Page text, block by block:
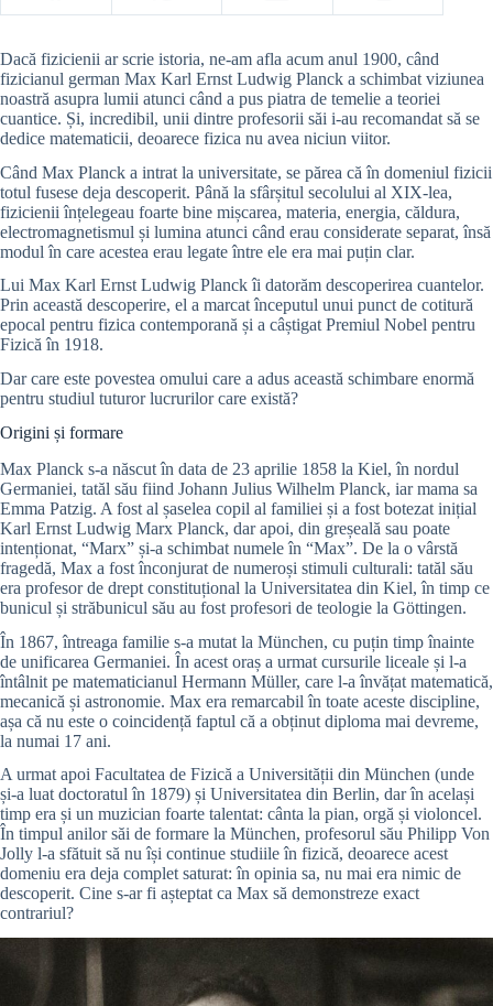
Dacă fizicienii ar scrie istoria, ne-am afla acum anul 1900, când
fizicianul german Max Karl Ernst Ludwig Planck a schimbat viziunea
noastră asupra lumii atunci când a pus piatra de temelie a teoriei
cuantice. Și, incredibil, unii dintre profesorii săi i-au recomandat să se
dedice matematicii, deoarece fizica nu avea niciun viitor.
Când Max Planck a intrat la universitate, se părea că în domeniul fizicii
totul fusese deja descoperit. Până la sfârșitul secolului al XIX-lea,
fizicienii înțelegeau foarte bine mișcarea, materia, energia, căldura,
electromagnetismul și lumina atunci când erau considerate separat, însă
modul în care acestea erau legate între ele era mai puțin clar.
Lui Max Karl Ernst Ludwig Planck îi datorăm descoperirea cuantelor.
Prin această descoperire, el a marcat începutul unui punct de cotitură
epocal pentru fizica contemporană și a câștigat Premiul Nobel pentru
Fizică în 1918.
Dar care este povestea omului care a adus această schimbare enormă
pentru studiul tuturor lucrurilor care există?
Origini și formare
Max Planck s-a născut în data de 23 aprilie 1858 la Kiel, în nordul
Germaniei, tatăl său fiind Johann Julius Wilhelm Planck, iar mama sa
Emma Patzig. A fost al șaselea copil al familiei și a fost botezat inițial
Karl Ernst Ludwig Marx Planck, dar apoi, din greșeală sau poate
intenționat, “Marx” și-a schimbat numele în “Max”. De la o vârstă
fragedă, Max a fost înconjurat de numeroși stimuli culturali: tatăl său
era profesor de drept constituțional la Universitatea din Kiel, în timp ce
bunicul și străbunicul său au fost profesori de teologie la Göttingen.
În 1867, întreaga familie s-a mutat la München, cu puțin timp înainte
de unificarea Germaniei. În acest oraș a urmat cursurile liceale și l-a
întâlnit pe matematicianul Hermann Müller, care l-a învățat matematică,
mecanică și astronomie. Max era remarcabil în toate aceste discipline,
așa că nu este o coincidență faptul că a obținut diploma mai devreme,
la numai 17 ani.
A urmat apoi Facultatea de Fizică a Universității din München (unde
și-a luat doctoratul în 1879) și Universitatea din Berlin, dar în același
timp era și un muzician foarte talentat: cânta la pian, orgă și violoncel.
În timpul anilor săi de formare la München, profesorul său Philipp Von
Jolly l-a sfătuit să nu își continue studiile în fizică, deoarece acest
domeniu era deja complet saturat: în opinia sa, nu mai era nimic de
descoperit. Cine s-ar fi așteptat ca Max să demonstreze exact
contrariul?